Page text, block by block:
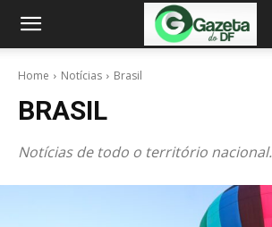
Home Notícias Brasil
BRASIL
Notícias de todo o território nacional.